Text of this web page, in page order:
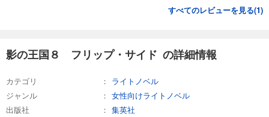
すべてのレビューを見る(1)
影の王国８ フリップ・サイド の詳細情報
カテゴリ
ライトノベル
ジャンル
女性向けライトノベル
出版社
集英社